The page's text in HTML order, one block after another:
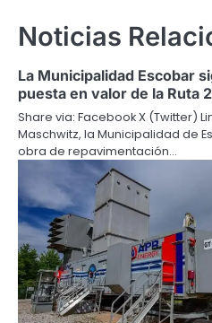
Noticias
La Municipalidad Escobar
puesta en valor de la Ruta
Share via: Facebook X (Twitter)
Maschwitz, la Municipalidad de
obra de repavimentación…